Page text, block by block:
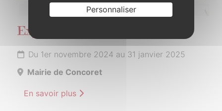
Exposition par Sébastien Jacqmin
Du 1er novembre 2024 au 31 janvier 2025
Mairie de Concoret
En savoir plus
Personnaliser